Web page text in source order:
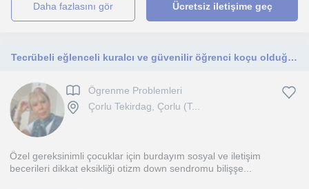
daha fazlasını gör Ücretsiz iletişime geç
Tecrübeli eğlenceli kuralcı ve güvenilir öğrenci koçu olduğuma inanıyorum
Ögrenme Problemleri
Çorlu Tekirdag, Çorlu (T...
Özel gereksinimli çocuklar için burdayım sosyal ve iletişim
becerileri dikkat eksikliği otizm down sendromu bilişşe...